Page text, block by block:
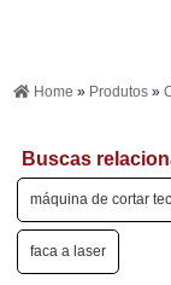
Home » Produtos»
Buscas
máquina de cortar
faca a laser